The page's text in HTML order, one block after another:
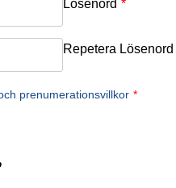
Lösenord *
Repetera Lösenord
prenumerationsvillkor *